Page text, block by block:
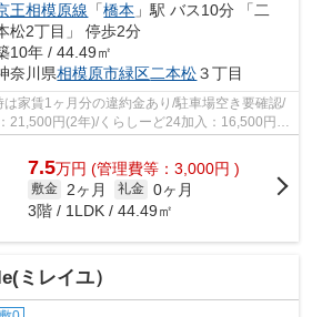
王相模原線 「橋本 」駅 バス10分 「二
松2丁目」 停歩2分
10年 / 44.49㎡
奈川県相模原市緑区二本松３丁目
家賃1ヶ月分の違約金あり/駐車場空き要確認/
21,500円(2年)/くらしーど24加入：16,500円(2
7.5万円 (管理費等：3,000円 )
敷金 2ヶ月 礼金 0ヶ月
3階 / 1LDK / 44.49㎡
ミレイユ）